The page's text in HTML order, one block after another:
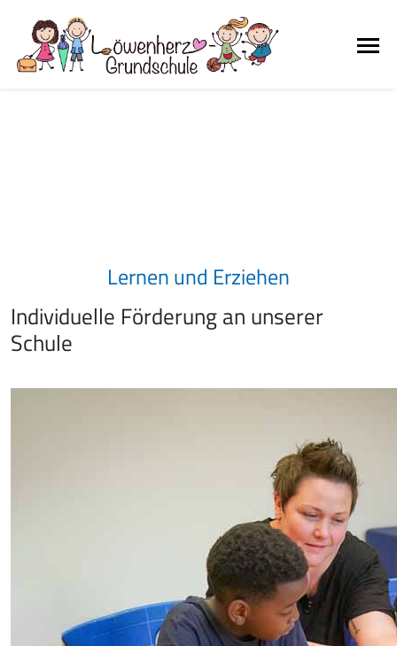
Lernen und Erziehen
Individuelle Förderung an unserer
Schule